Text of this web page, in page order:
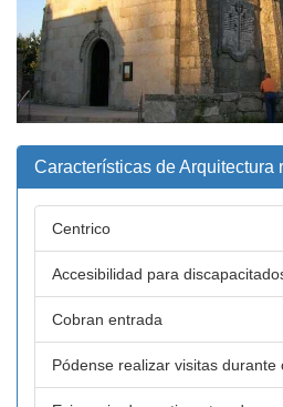
Características de Arquitectura
Centrico
Accesibilidad para
Cobran entrada
Pódense realizar visitas durante